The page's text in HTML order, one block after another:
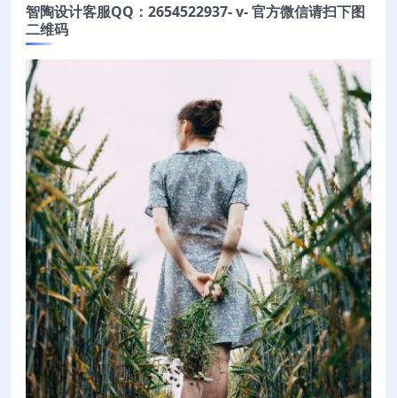
智陶设计客服QQ：2654522937- v- 官方微信请扫下图
二维码